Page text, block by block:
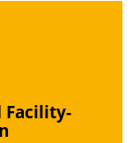
Facility-